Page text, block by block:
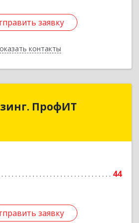
заявку
контакты
заявку
Назад
ПрофИТ
44
заявку
ПрофИТ
край, Пятигорск г,
заявку